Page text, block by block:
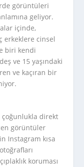
görüntüleri
geliyor.
içinde,
erkeklere cinsel
biri kendi
ve 15 yaşındaki
ve kaçıran bir
çoğunlukla direkt
görüntüler
Instagram kısa
koruması